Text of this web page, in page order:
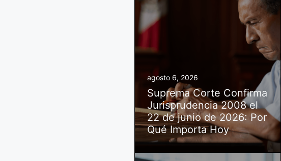
agosto 6, 2026
Suprema Corte Confirma
Jurisprudencia 2008 el
22 de junio de 2026: Por
Qué Importa Hoy